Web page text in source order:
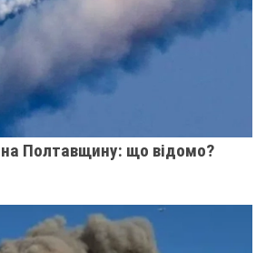
Полтавщину: що відомо?